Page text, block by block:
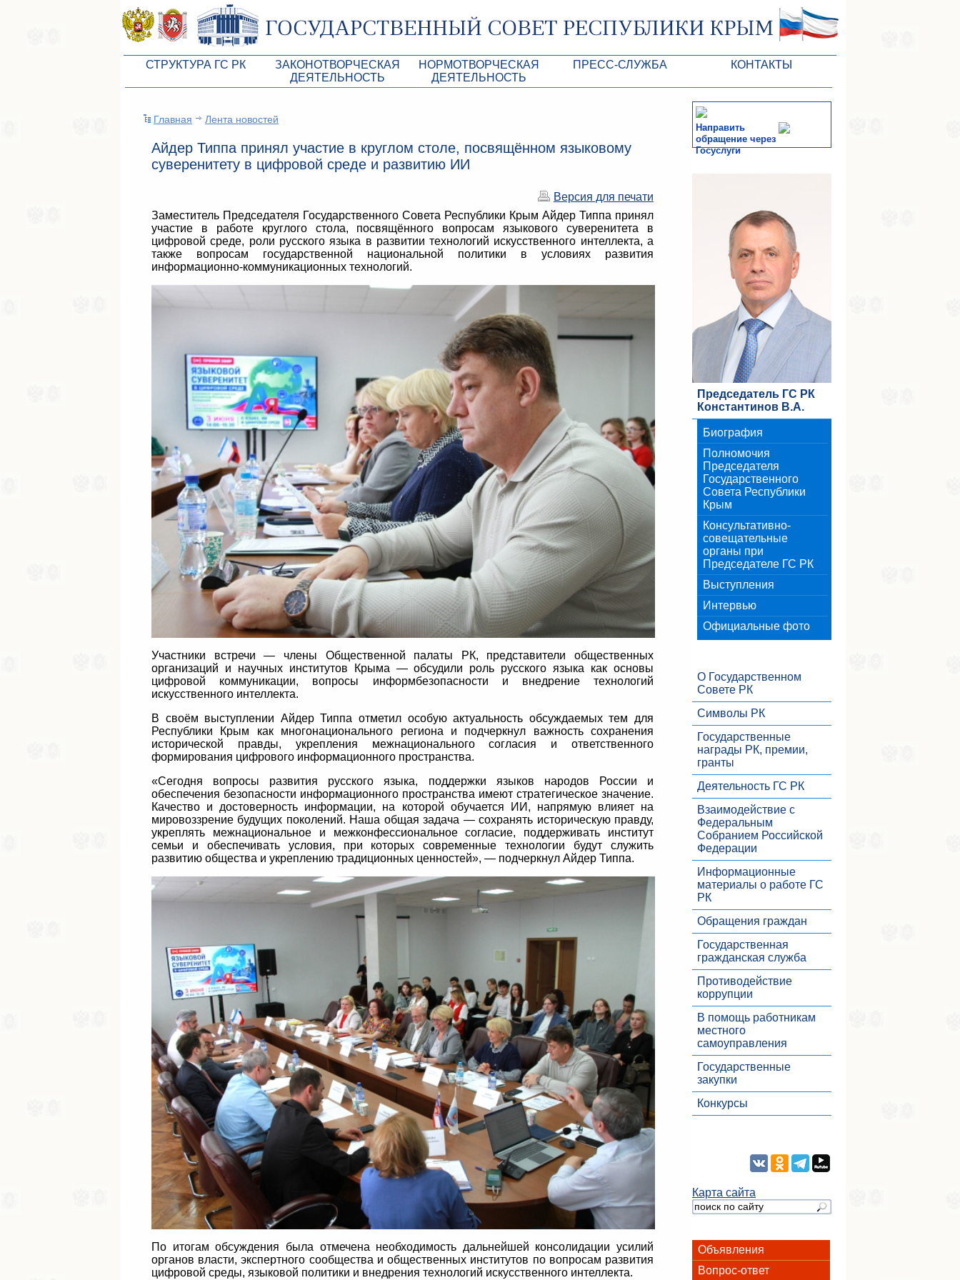
СТРУКТУРА ГС РК
Президиум ГС РК
Депутатский корпус
Комитеты ГС РК
Аппарат ГС РК
Советники Председателя ГС РК
Управление делами ГС РК
ЗАКОНОТВОРЧЕСКАЯ
ДЕЯТЕЛЬНОСТЬ
Бюджет Республики Крым
Законы
Антикоррупционная экспертиза
Информация
Схема законодательного процесса в РК
Статистика законотворчества
НОРМОТВОРЧЕСКАЯ
ДЕЯТЕЛЬНОСТЬ
Aкты Президиума ГС РК
Проекты нормативных правовых и иных актов ГС
ПРЕСС-СЛУЖБА
Фотогалерея
Контакты пресс-службы
КОНТАКТЫ
Главная Лента новостей
Айдер Типпа принял участие в круглом столе, посвящённом языковому
суверенитету в цифровой среде и развитию ИИ
Версия для печати
Заместитель Председателя Государственного Совета Республики Крым Айдер Типпа принял
участие в работе круглого стола, посвящённого вопросам языкового суверенитета в
цифровой среде, роли русского языка в развитии технологий искусственного интеллекта, а
также вопросам государственной национальной политики в условиях развития
информационно-коммуникационных технологий.
Участники встречи — члены Общественной палаты РК, представители общественных
организаций и научных институтов Крыма — обсудили роль русского языка как основы
цифровой коммуникации, вопросы информбезопасности и внедрение технологий
искусственного интеллекта.
В своём выступлении Айдер Типпа отметил особую актуальность обсуждаемых тем для
Республики Крым как многонационального региона и подчеркнул важность сохранения
исторической правды, укрепления межнационального согласия и ответственного
формирования цифрового информационного пространства.
«Сегодня вопросы развития русского языка, поддержки языков народов России и
обеспечения безопасности информационного пространства имеют стратегическое значение.
Качество и достоверность информации, на которой обучается ИИ, напрямую влияет на
мировоззрение будущих поколений. Наша общая задача — сохранять историческую правду,
укреплять межнациональное и межконфессиональное согласие, поддерживать институт
семьи и обеспечивать условия, при которых современные технологии будут служить
развитию общества и укреплению традиционных ценностей», — подчеркнул Айдер Типпа.
По итогам обсуждения была отмечена необходимость дальнейшей консолидации усилий
органов власти, экспертного сообщества и общественных институтов по вопросам развития
цифровой среды, языковой политики и внедрения технологий искусственного интеллекта.
Направить
обращение через
Госуслуги
Председатель ГС РК
Константинов В.А.
Биография
Полномочия
Председателя
Государственного
Совета Республики
Крым
Консультативно-
совещательные
органы при
Председателе ГС РК
Выступления
Интервью
Официальные фото
О Государственном
Совете РК
Символы РК
Государственные
награды РК, премии,
гранты
Деятельность ГС РК
Взаимодействие с
Федеральным
Собранием Российской
Федерации
Информационные
материалы о работе ГС
РК
Обращения граждан
Государственная
гражданская служба
Противодействие
коррупции
В помощь работникам
местного
самоуправления
Государственные
закупки
Конкурсы
Карта сайта
Объявления
Вопрос-ответ